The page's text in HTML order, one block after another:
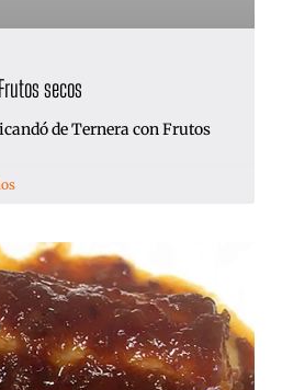
secos
de Ternera con Frutos